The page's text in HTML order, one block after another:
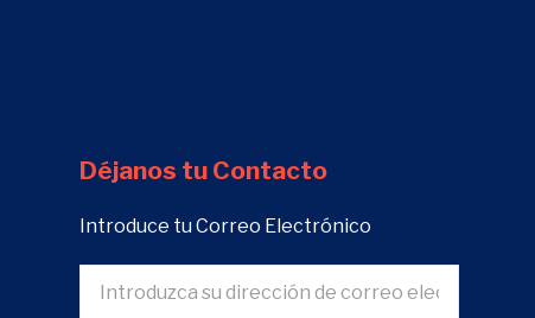
Déjanos tu Contacto
Introduce tu Correo Electrónico